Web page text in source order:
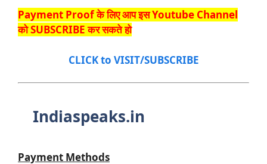
Payment Proof के लिए आप इस Youtube Channel
को SUBSCRIBE कर सकते हो
CLICK to VISIT/SUBSCRIBE
Indiaspeaks.in
Payment Methods